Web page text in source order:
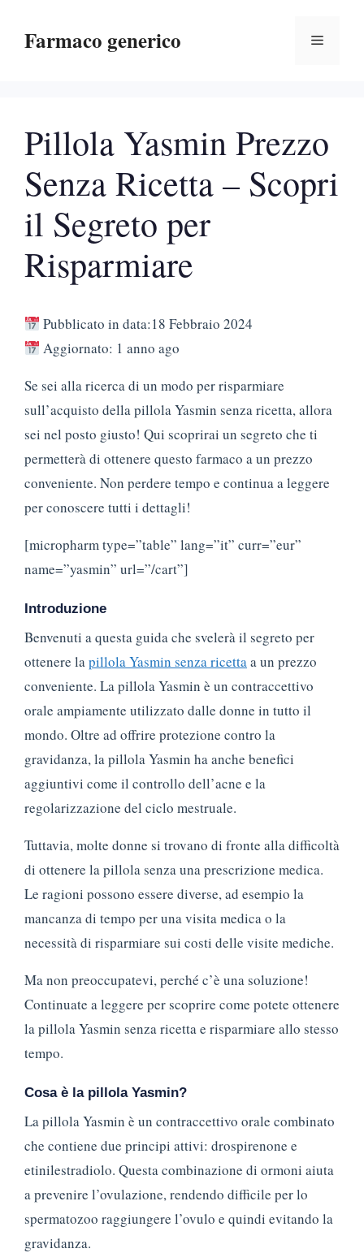
Farmaco generico Menu
Pillola Yasmin Prezzo
Senza Ricetta – Scopri
il Segreto per
Risparmiare
Pubblicato in data:18 Febbraio 2024
Aggiornato: 1 anno ago
Se sei alla ricerca di un modo per risparmiare
sull’acquisto della pillola Yasmin senza ricetta, allora
sei nel posto giusto! Qui scoprirai un segreto che ti
permetterà di ottenere questo farmaco a un prezzo
conveniente. Non perdere tempo e continua a leggere
per conoscere tutti i dettagli!
[micropharm type=”table” lang=”it” curr=”eur”
name=”yasmin” url=”/cart”]
Introduzione
Benvenuti a questa guida che svelerà il segreto per
ottenere lapillola Yasmin senza ricettaa un prezzo
conveniente. La pillola Yasmin è un contraccettivo
orale ampiamente utilizzato dalle donne in tutto il
mondo. Oltre ad offrire protezione contro la
gravidanza, la pillola Yasmin ha anche benefici
aggiuntivi come il controllo dell’acne e la
regolarizzazione del ciclo mestruale.
Tuttavia, molte donne si trovano di fronte alla difficoltà
di ottenere la pillola senza una prescrizione medica.
Le ragioni possono essere diverse, ad esempio la
mancanza di tempo per una visita medica o la
necessità di risparmiare sui costi delle visite mediche.
Ma non preoccupatevi, perché c’è una soluzione!
Continuate a leggere per scoprire come potete ottenere
la pillola Yasmin senza ricetta e risparmiare allo stesso
tempo.
Cosa è la pillola Yasmin?
La pillola Yasmin è un contraccettivo orale combinato
che contiene due principi attivi: drospirenone e
etinilestradiolo. Questa combinazione di ormoni aiuta
a prevenire l’ovulazione, rendendo difficile per lo
spermatozoo raggiungere l’ovulo e quindi evitando la
gravidanza.